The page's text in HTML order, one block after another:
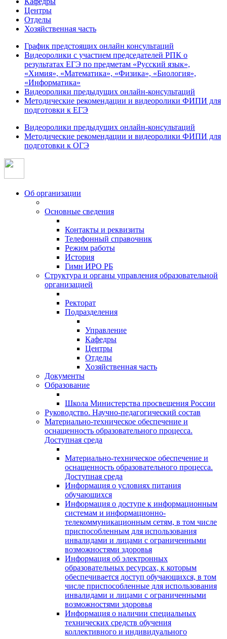
Центры
Отделы
Хозяйственная часть
График предстоящих онлайн консультаций
Видеоролики с участием председателей РПК о
результатах ЕГЭ по предметам «Русский язык»,
«Химия», «Математика», «Физика», «Биология»,
«Информатика»
Видеоролики предыдущих онлайн-консультаций
Методические рекомендации и видеоролики ФИПИ для
подготовки к ЕГЭ
Видеоролики предыдущих онлайн-консультаций
Методические рекомендации и видеоролики ФИПИ для
подготовки к ОГЭ
Об организации
Основные сведения
Контакты и реквизиты
Телефонный справочник
Режим работы
История
Гимн ИРО РБ
Структура и органы управления образовательной
организацией
Ректорат
Подразделения
Управление
Кафедры
Центры
Отделы
Хозяйственная часть
Документы
Образование
Школа Министерства просвещения России
Руководство. Научно-педагогический состав
Материально-техническое обеспечение и
оснащенность образовательного процесса.
Доступная среда
Материально-техническое обеспечение и
оснащенность образовательного процесса.
Доступная среда
Информация о условиях питания
обучающихся
Информация о доступе к информационным
системам и информационно-
телекоммуникационным сетям, в том числе
приспособленным для использования
инвалидами и лицами с ограниченными
возможностями здоровья
Информация об электронных
образовательных ресурсах, к которым
обеспечивается доступ обучающихся, в том
числе приспособленные для использования
инвалидами и лицами с ограниченными
возможностями здоровья
Информация о наличии специальных
технических средств обучения
коллективного и индивидуального